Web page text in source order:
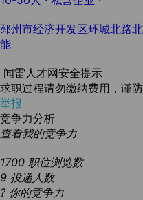
邳州市经济开发区环城北路
能
闻雷人才网安全提示
求职过程请勿缴纳费用，谨
举报
竞争力分析
查看我的竞争力
1700 职位浏览数
9 投递人数
? 你的竞争力